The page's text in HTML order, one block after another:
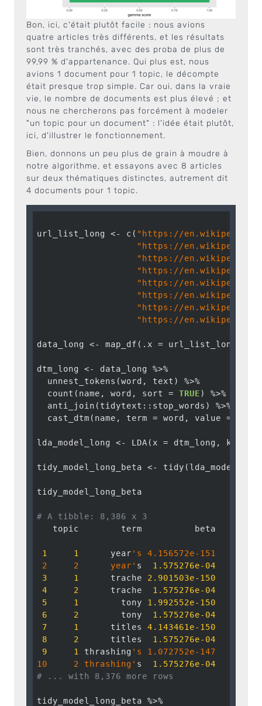
Bon, ici, c'était plutôt facile : nous avions
quatre articles très différents, et les résultats
sont très tranchés, avec des proba de plus de
99,99 % d'appartenance. Qui plus est, nous
avions 1 document pour 1 topic, le décompte
était presque trop simple. Car oui, dans la vraie
vie, le nombre de documents est plus élevé ; et
nous ne chercherons pas forcément à modeler
"un topic pour un document" : l'idée était plutôt,
ici, d'illustrer le fonctionnement.
Bien, donnons un peu plus de grain à moudre à
notre algorithme, et essayons avec 8 articles
sur deux thématiques distinctes, autrement dit
4 documents pour 1 topic.
url_list_long <- c( "https://
"https://
"https://
"https://
"https://
"https://
"https://
"https://
data_long <- map_df(.x = url_list_long, .f
dtm_long <- data_long %>%
  unnest_tokens(word, text) %>%
  count(name, word, sort =
TRUE) %>%
  anti_join(tidytext::stop_words) %>%
  cast_dtm(name, term = word, value = n)
lda_model_long <- LDA(x = dtm_long, k =
tidy_model_long_beta <-
tidy_model_long_beta
# A tibble: 8,386 x 3
   topic        term          beta
1 1
      year
's 4.156572e-151
2     2      year' s 1.575276e-04
3
1
      trache
2.901503e-150
4
2
      trache
1.575276e-04
5
1
        tony
1.992552e-150
6
2
        tony
1.575276e-04
7
1
      titles
4.143461e-150
8
2
      titles
1.575276e-04
9
1 thrashing 's 1.072752e-147
10     2 thrashing' s 1.575276e-04
# ... with 8,376 more rows
tidy_model_long_beta %>%